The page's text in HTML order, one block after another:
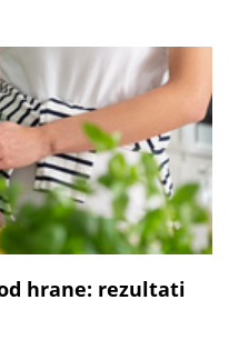
hrane: rezultati